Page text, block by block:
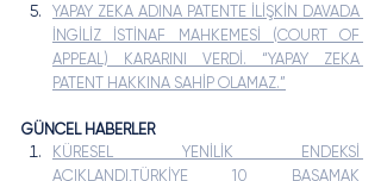
YAPAY ZEKA ADINA PATENTE İLİŞKİN DAVADA
İNGİLİZ İSTİNAF MAHKEMESİ (COURT OF
APPEAL) KARARINI VERDİ. “YAPAY ZEKA
PATENT HAKKINA SAHİP OLAMAZ.”
GÜNCEL HABERLER
KÜRESEL YENİLİK ENDEKSİ
AÇIKLANDI,TÜRKİYE 10 BASAMAK